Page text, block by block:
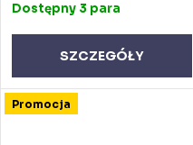
Dostępny 3 para
SZCZEGÓŁY
Promocja